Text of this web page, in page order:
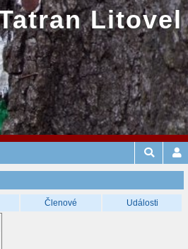
Litovel
Členové Události